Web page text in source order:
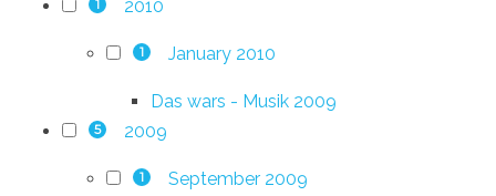
1 2010
1 January 2010
Das wars - Musik 2009
5 2009
1 September 2009